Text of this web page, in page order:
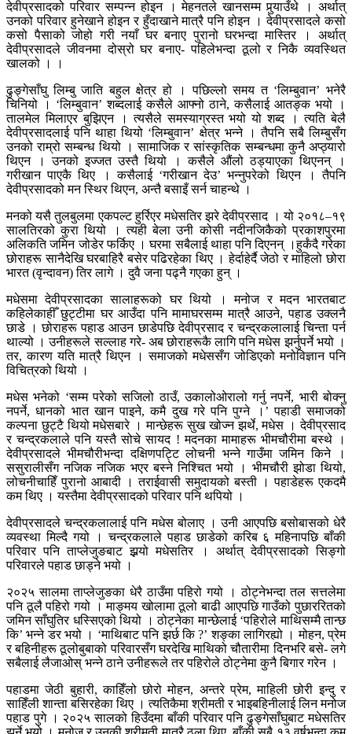
देवीप्रसादको परिवार सम्पन्न होइन । मेहनतले खानसम्म पुर्‍याउँथे । अर्थात्
उनको परिवार हुनेखाने होइन र हुँदाखाने मात्रै पनि होइन । देवीप्रसादले कसो
कसो पैसाको जोहो गरी नयाँ घर बनाए पुरानो घरभन्दा मास्तिर । अर्थात्
देवीप्रसादले जीवनमा दोस्रो घर बनाए- पहिलेभन्दा ठूलो र निकै व्यवस्थित
खालको । ।
ढुङ्गेसाँघु लिम्बु जाति बहुल क्षेत्र हो । पछिल्लो समय त ‘लिम्बुवान’ भनेरै
चिनियो । ‘लिम्बुवान’ शब्दलाई कसैले आफ्नो ठाने, कसैलाई आतङ्क भयो ।
तालमेल मिलाएर बुझिएन । त्यसैले समस्याग्रस्त भयो यो शब्द । त्यति बेलै
देवीप्रसादलाई पनि थाहा थियो ‘लिम्बुवान’ क्षेत्र भन्ने । तैपनि सबै लिम्बुसँग
उनको राम्रो सम्बन्ध थियो । सामाजिक र सांस्कृतिक सम्बन्धमा कुनै अप्ठ्यारो
थिएन । उनको इज्जत उस्तै थियो । कसैले औंलो ठड्याएका थिएनन् ।
गरीखान पाएकै थिए । कसैलाई ‘गरीखान देउ’ भन्नुपरेको थिएन । तैपनि
देवीप्रसादको मन स्थिर थिएन, अन्तै बसाइँ सर्न चाहन्थे ।
मनको यसै तुलबुलमा एकपल्ट हुर्रिएर मधेसतिर झरे देवीप्रसाद । यो २०१८–१९
सालतिरको कुरा थियो । त्यही बेला उनी कोसी नदीनजिकैको प्रकाशपुरमा
अलिकति जमिन जोडेर फर्किए । घरमा सबैलाई थाहा पनि दिएनन् ।हुर्कंदै गरेका
छोराहरू सानैदेखि घरबाहिरै बसेर पढिरहेका थिए । हेर्दाहेर्दै जेठो र माहिलो छोरा
भारत (वृन्दावन) तिर लागे । दुवै जना पढ्नै गएका हुन् ।
मधेसमा देवीप्रसादका सालाहरूको घर थियो । मनोज र मदन भारतबाट
कहिलेकाहीँ छुट्टीमा घर आउँदा पनि मामाघरसम्म मात्रै आउने, पहाड उक्लनै
छाडे । छोराहरू पहाड आउन छाडेपछि देवीप्रसाद र चन्द्रकलालाई चिन्ता पर्न
थाल्यो । उनीहरूले सल्लाह गरे- अब छोराहरूकै लागि पनि मधेस झर्नुपर्ने भयो ।
तर, कारण यति मात्रै थिएन । समाजको मधेससँग जोडिएको मनोविज्ञान पनि
विचित्रको थियो ।
मधेस भनेको ‘सम्म परेको सजिलो ठाउँ, उकालोओरालो गर्नु नपर्ने, भारी बोक्नु
नपर्ने, धानको भात खान पाइने, कमै दुख गरे पनि पुग्ने ।’ पहाडी समाजको
कल्पना छुट्टै थियो मधेसबारे । मान्छेहरू सुख खोज्न झर्थे, मधेस । देवीप्रसाद
र चन्द्रकलाले पनि यस्तै सोचे सायद ! मदनका मामाहरू भीमचौरीमा बस्थे ।
देवीप्रसादले भीमचौरीभन्दा दक्षिणपट्टि लोचनी भन्ने गाउँमा जमिन किने ।
ससुरालीसँग नजिक नजिक भएर बस्ने निश्चित भयो । भीमचौरी झोडा थियो,
लोचनीचाहिँ पुरानो आबादी । तराईवासी समुदायको बस्ती । पहाडेहरू एकदमै
कम थिए । यस्तैमा देवीप्रसादको परिवार पनि थपियो ।
देवीप्रसादले चन्द्रकलालाई पनि मधेस बोलाए । उनी आएपछि बसोबासको धेरै
व्यवस्था मिल्दै गयो । चन्द्रकलाले पहाड छाडेको करिब ६ महिनापछि बाँकी
परिवार पनि ताप्लेजुङबाट झर्‍यो मधेसतिर । अर्थात् देवीप्रसादको सिङ्गो
परिवारले पहाड छाड्ने भयो ।
२०२५ सालमा ताप्लेजुङका धेरै ठाउँमा पहिरो गयो । ठोट्नेभन्दा तल सत्तलेमा
पनि ठूलै पहिरो गयो । माङ्मय खोलामा ठूलो बाढी आएपछि गाउँको पुछाररितको
जमिन साँघुतिर धस्सिएको थियो । ठोट्नेका मान्छेलाई ‘पहिरोले माथिसम्मै तान्छ
कि’ भन्ने डर भयो । ‘माथिबाट पनि झर्छ कि ?’ शङ्का लागिरह्यो । मोहन, प्रेम
र बहिनीहरू ठूलोबुबाको परिवारसँग घरदेखि माथिको चौतारीमा दिनभरि बसे- लगे
सबैलाई लैजाओस् भन्ने ठाने उनीहरूले तर पहिरोले ठोट्नेमा कुनै बिगार गरेन ।
पहाडमा जेठी बुहारी, काहिँलो छोरो मोहन, अन्तरे प्रेम, माहिली छोरी इन्दु र
साहिँली शान्ता बसिरहेका थिए । त्यतिकैमा श्रीमती र भाइबहिनीलाई लिन मनोज
पहाड पुगे । २०२५ सालको हिउँदमा बाँकी परिवार पनि ढुङ्गेसाँघुबाट मधेसतिर